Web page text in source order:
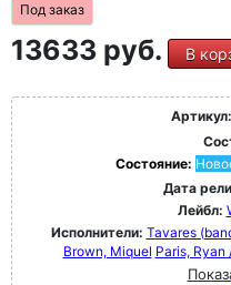
Под заказ
13633 руб. В
Артикул:
Состояние:
Дата
Лейбл:
Исполнители: Tavares
Brown, Miquel Paris, Ryan